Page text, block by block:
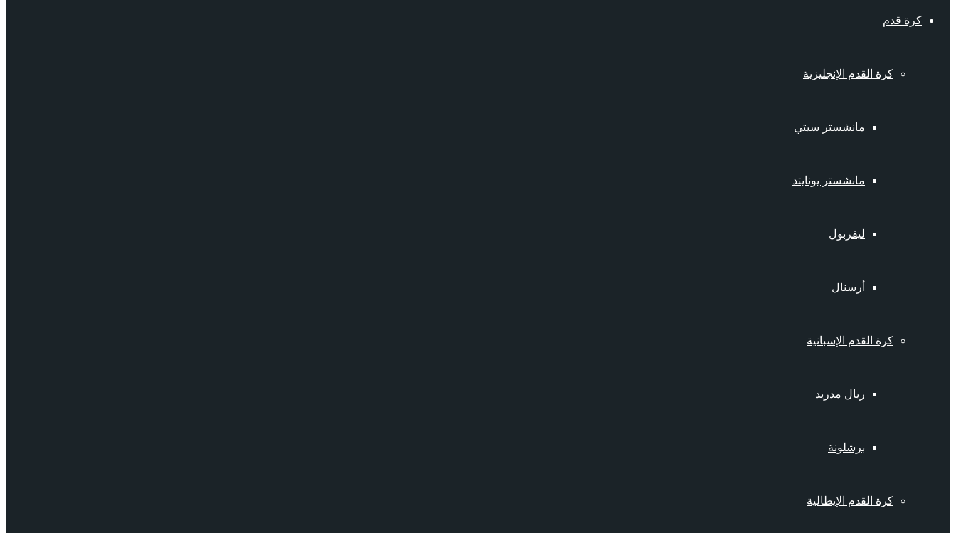
كرة قدم
كرة القدم الإنجليزية
مانشستر سيتي
مانشستر يونايتد
ليفربول
أرسنال
كرة القدم الإسبانية
ريال مدريد
برشلونة
كرة القدم الإيطالية